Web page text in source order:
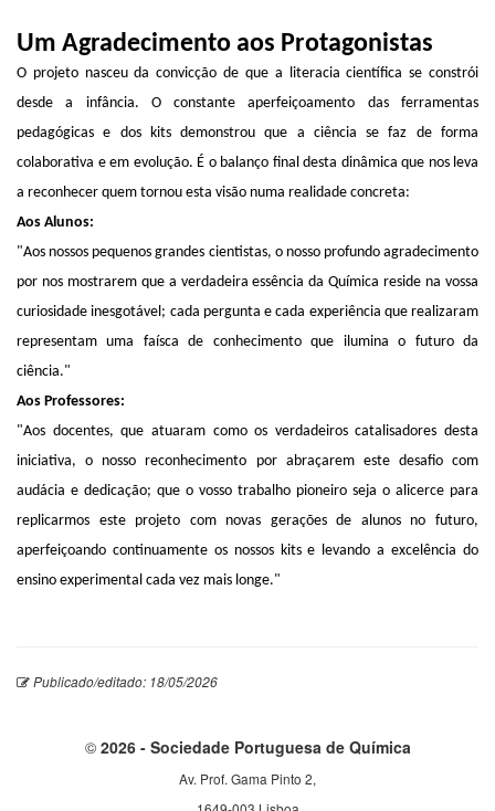
Um Agradecimento aos Protagonistas
O projeto nasceu da convicção de que a literacia científica se constrói
desde a infância. O constante aperfeiçoamento das ferramentas
pedagógicas e dos kits demonstrou que a ciência se faz de forma
colaborativa e em evolução. É o balanço final desta dinâmica que nos leva
a reconhecer quem tornou esta visão numa realidade concreta:
Aos Alunos:
"Aos nossos pequenos grandes cientistas, o nosso profundo agradecimento
por nos mostrarem que a verdadeira essência da Química reside na vossa
curiosidade inesgotável; cada pergunta e cada experiência que realizaram
representam uma faísca de conhecimento que ilumina o futuro da
ciência."
Aos Professores:
"Aos docentes, que atuaram como os verdadeiros catalisadores desta
iniciativa, o nosso reconhecimento por abraçarem este desafio com
audácia e dedicação; que o vosso trabalho pioneiro seja o alicerce para
replicarmos este projeto com novas gerações de alunos no futuro,
aperfeiçoando continuamente os nossos kits e levando a excelência do
ensino experimental cada vez mais longe."
Publicado/editado: 18/05/2026
© 2026 - Sociedade Portuguesa de Química
Av. Prof. Gama Pinto 2,